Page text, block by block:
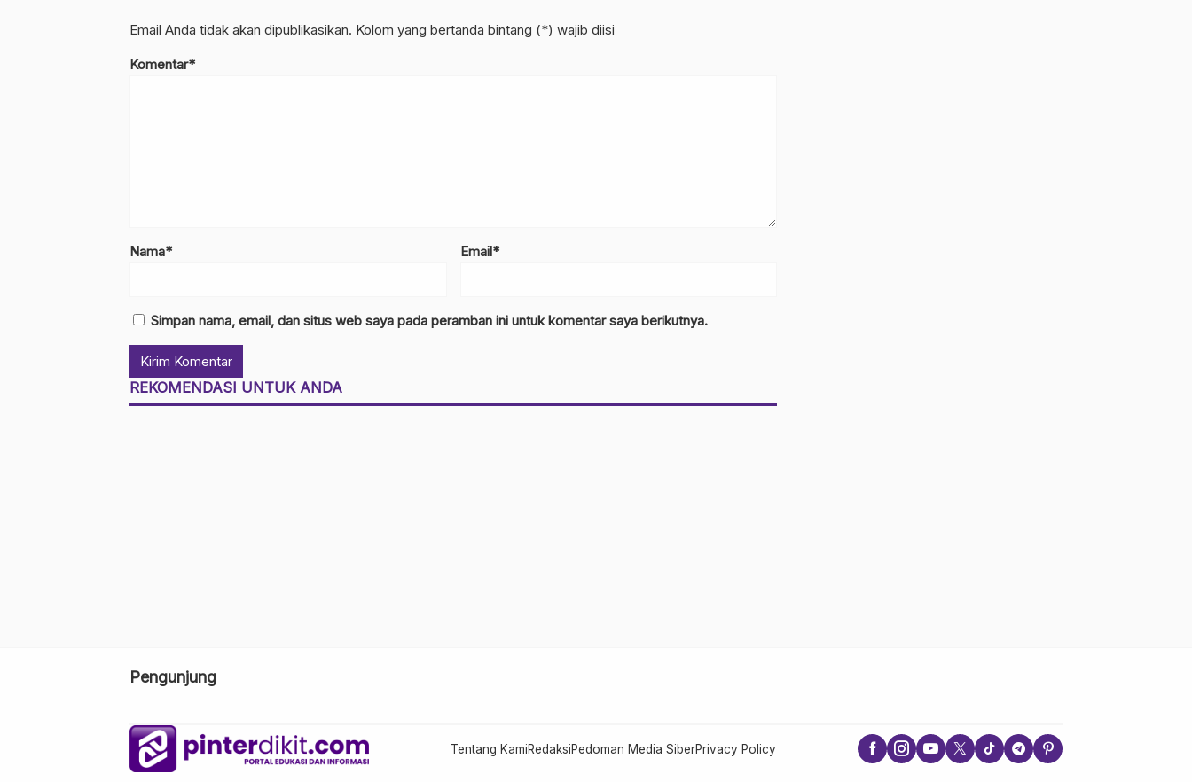
Email Anda tidak akan dipublikasikan. Kolom yang bertanda bintang (*) wajib diisi
Komentar*
Nama* Email*
Simpan nama, email, dan situs web saya pada peramban ini untuk komentar saya berikutnya.
REKOMENDASI UNTUK ANDA
Pengunjung
Tentang KamiRedaksiPedoman Media SiberPrivacy Policy